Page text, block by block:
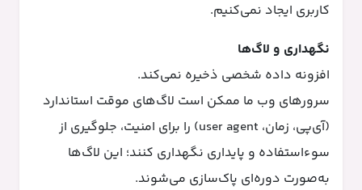
کاربری ایجاد نمی‌کنیم.
نگهداری و لاگ‌ها
افزونه داده شخصی ذخیره نمی‌کند.
سرورهای وب ما ممکن است لاگ‌های موقت استاندارد
(آی‌پی، زمان، user agent) را برای امنیت، جلوگیری از
سوءاستفاده و پایداری نگهداری کنند؛ این لاگ‌ها
به‌صورت دوره‌ای پاک‌سازی می‌شوند.